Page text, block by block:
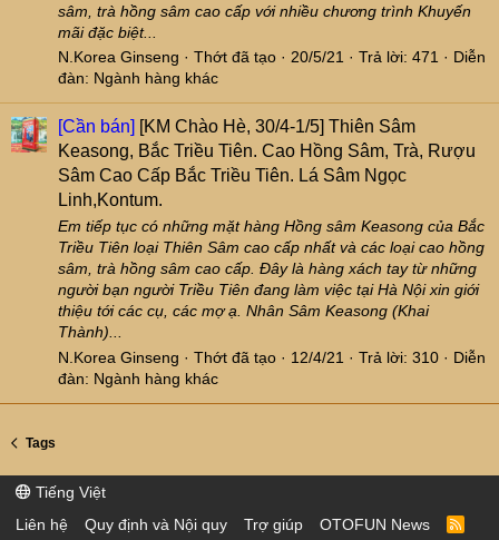
sâm, trà hồng sâm cao cấp với nhiều chương trình Khuyến
mãi đặc biệt...
N.Korea Ginseng
Thớt đã tạo 20/5/21 Trả lời: 471
Diễn
đàn: Ngành hàng khác
[Cần bán] [KM Chào Hè, 30/4-1/5] Thiên Sâm
Keasong, Bắc Triều Tiên. Cao Hồng Sâm, Trà, Rượu
Sâm Cao Cấp Bắc Triều Tiên. Lá Sâm Ngọc
Linh,Kontum.
Em tiếp tục có những mặt hàng Hồng sâm Keasong của Bắc
Triều Tiên loại Thiên Sâm cao cấp nhất và các loại cao hồng
sâm, trà hồng sâm cao cấp. Đây là hàng xách tay từ những
người bạn người Triều Tiên đang làm việc tại Hà Nội xin giới
thiệu tới các cụ, các mợ ạ. Nhân Sâm Keasong (Khai
Thành)...
N.Korea Ginseng
Thớt đã tạo 12/4/21 Trả lời: 310
Diễn
đàn: Ngành hàng khác
Tags
Tiếng Việt
Liên hệ
Quy định và Nội quy Trợ giúp OTOFUN News
R